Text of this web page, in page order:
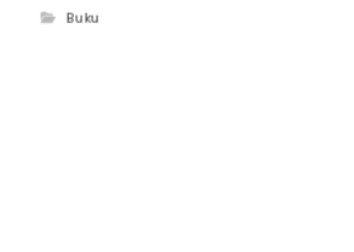
Buku